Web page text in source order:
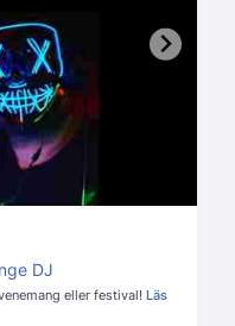
DJ
för din fest, evenemang eller festival! Läs